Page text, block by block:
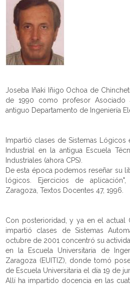
Joseba Iñaki Iñigo Ochoa de
de 1990 como profesor
antiguo Departamento de Ingeniería
Impartió clases de Sistemas Lógicos
Industrial en la antigua Escuela
Industriales (ahora CPS).
De esta época podemos reseñar su
lógicos. Ejercicios de aplicación",
Zaragoza, Textos Docentes 47, 1996.
Con posterioridad, y ya en el actual
impartió clases de Sistemas
octubre de 2001 concentró su
en la Escuela Universitaria de
Zaragoza (EUITIZ), donde tomó
de Escuela Universitaria el día 19 de
Allí ha impartido docencia en las